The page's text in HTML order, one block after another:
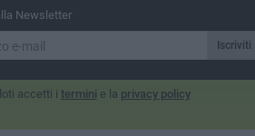
per un
Newsletter
Iscriviti
accetti i termini e la privacy policy